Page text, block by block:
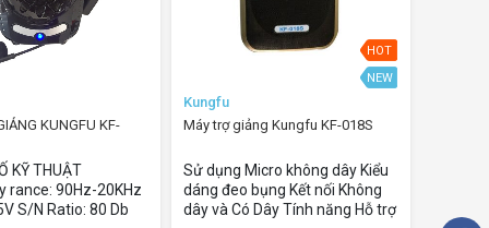
KUNGFU KF-
KỸ THUẬT
rance: 90Hz-20KHz
S/N Ratio: 80 Db
HOT
NEW
Kungfu
Máy trợ giảng Kungfu KF-018S
Sử dụng Micro không dây Kiểu
dáng đeo bụng Kết nối Không
dây và Có Dây Tính năng Hỗ trợ